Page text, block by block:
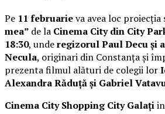
Pe 11 februarieva avea loc proiecția
mea” de la Cinema City din City
18:30, underegizorul Paul Decu și
Necula, originari din Constanța și
prezenta filmul alături de colegii lor
Alexandra Răduță și Gabriel
Cinema City Shopping City Galați